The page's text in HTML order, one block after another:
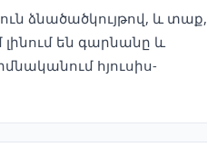
ձնածածկույթով, և տաք,
են գարնանը և
հյուսիս-